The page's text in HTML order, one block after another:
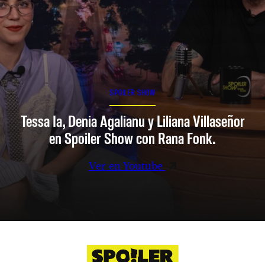
SPOILER SHOW
Tessa Ia, Denia Agalianu y Liliana Villaseñor
en Spoiler Show con Rana Fonk.
Ver en Youtube